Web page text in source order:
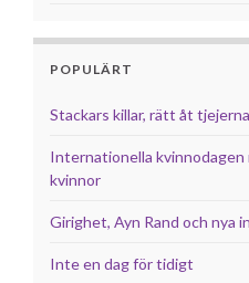
POPULÄRT
Stackars killar, rätt åt
Internationella kvinnodagen
kvinnor
Girighet, Ayn Rand och nya
Inte en dag för tidigt